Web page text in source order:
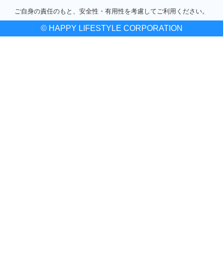
ご自身の責任のもと、安全性・有用性を考慮してご利用ください。
© HAPPY LIFESTYLE CORPORATION